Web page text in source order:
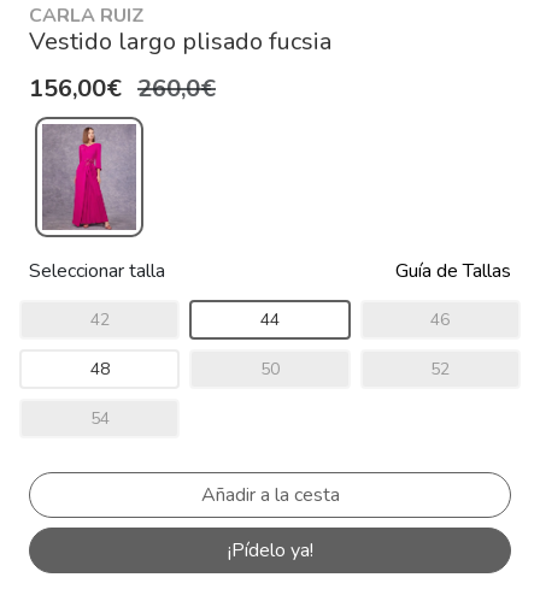
CARLA RUIZ
Vestido largo plisado fucsia
156,00€ 260,0€
Seleccionar talla Guía de Tallas
42 44 46
48 50 52
54
¡Pídelo ya!